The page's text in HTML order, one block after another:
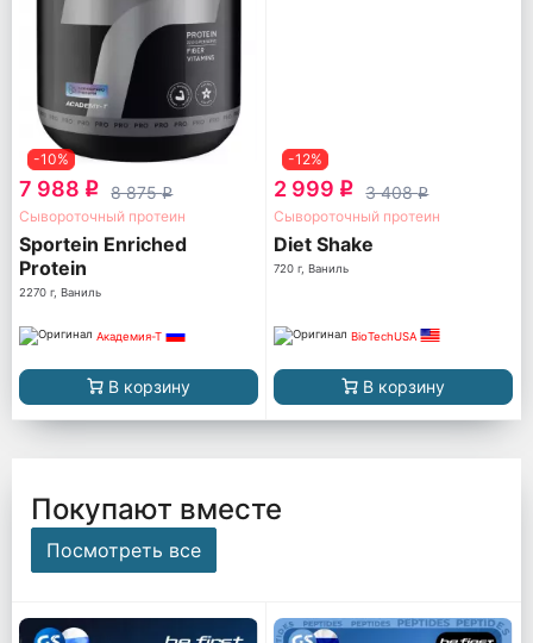
-10%
7 988 q 8 875q
Сывороточный протеин
Sportein Enriched
Protein
2270 г, Ваниль
Академия-Т
В корзину
-12%
2 999 q 3 408q
Сывороточный протеин
Diet Shake
720 г, Ваниль
BioTechUSA
В корзину
Покупают вместе
Посмотреть все